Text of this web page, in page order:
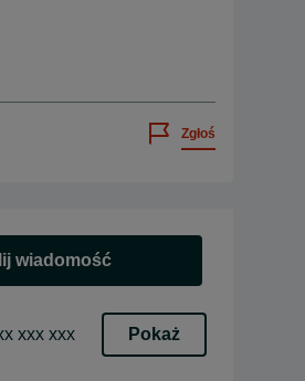
Zgłoś
wiadomość
xxx xxx Pokaż